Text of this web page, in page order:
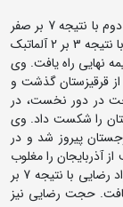
محمدجواد رضایی پس از استراحت در دور اول در دور دوم با نتیجه 7 بر صفر
دانیر کالنوف از قزاقستان را مغلوب کرد. وی در دور بعد با نتیجه 3 بر 2 آلماتبک
نهایی راه یافت. وی
بیشیکی اف از قرقیزستان گذشت و
در دور نخست، در
ترکمنستان را شکست داد. وی
از گرجستان پیروز شد و در
3 روسلان نوراله یف از آذربایجان را مغلوب
کرد و به دیدار فینال راه یافت. در دیدار فینال محمدجواد رضایی با نتیجه 7 بر
حجت رضایی نیز